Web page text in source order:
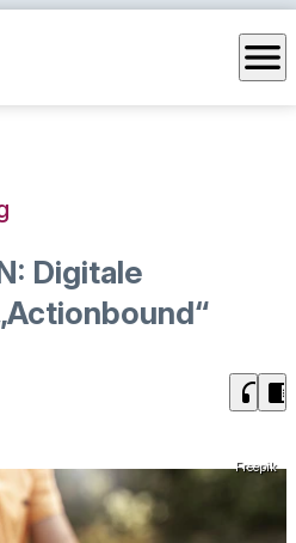
menu
Digitale
headphones chrome_reader_mode
Freepik